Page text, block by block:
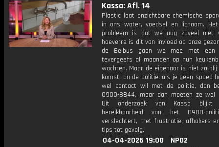
Kassa: Afl. 14
Plastic laat onzichtbare chemische
in ons water, voedsel en lichaam.
probleem is dat we nog zoveel niet
hoeverre is dit van invloed op onze
de Belbus gaan we mee met
tevergeefs al maanden op hun
wachten. Maar de eigenaar is niet zo
komst. En de politie: als je geen spoed
wel contact wil met de politie, dan
0900-8844, maar dan moeten ze wel
Uit onderzoek van Kassa
bereikbaarheid van het 0900-
verslechtert, met frustratie, afhakers
tips tot gevolg.
04-04-2026 19:00
NPO2